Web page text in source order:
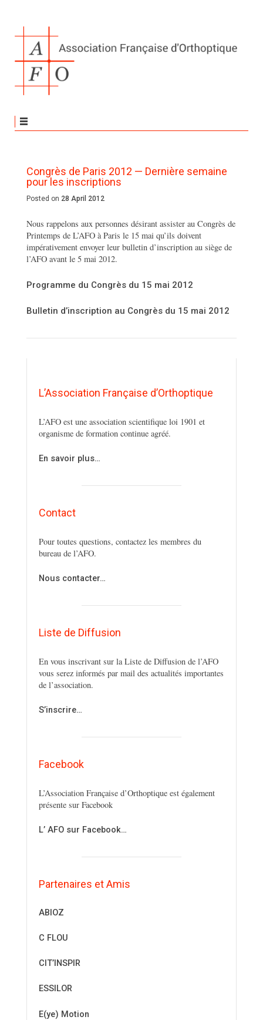
Congrès de Paris 2012 — Dernière semaine
pour les inscriptions
Posted on 28 April 2012
Nous rappelons aux personnes désirant assister au Congrès de
Printemps de L’AFO à Paris le 15 mai qu’ils doivent
impérativement envoyer leur bulletin d’inscription au siège de
l’AFO avant le 5 mai 2012.
Programme du Congrès du 15 mai 2012
Bulletin d’inscription au Congrès du 15 mai 2012
L’Association Française d’Orthoptique
L’AFO est une association scientifique loi 1901 et
organisme de formation continue agréé.
En savoir plus…
Contact
Pour toutes questions, contactez les membres du
bureau de l’AFO.
Nous contacter…
Liste de Diffusion
En vous inscrivant sur la Liste de Diffusion de l’AFO
vous serez informés par mail des actualités importantes
de l’association.
S’inscrire…
Facebook
L’Association Française d’Orthoptique est également
présente sur Facebook
L’ AFO sur Facebook…
Partenaires et Amis
ABIOZ
C FLOU
CIT’INSPIR
ESSILOR
E(ye) Motion